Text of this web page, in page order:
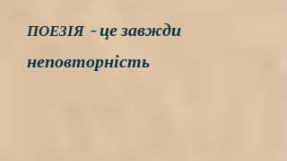
ПОЕЗІЯ - це завжди
неповторність